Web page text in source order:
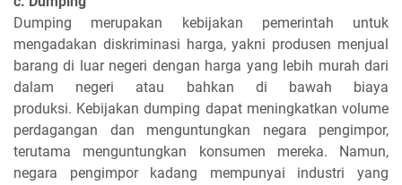
Dumping merupakan kebijakan pemerintah untuk
mengadakan diskriminasi harga, yakni produsen menjual
barang di luar negeri dengan harga yang lebih murah dari
dalam negeri atau bahkan di bawah biaya
produksi. Kebijakan dumping dapat meningkatkan volume
perdagangan dan menguntungkan negara pengimpor,
terutama menguntungkan konsumen mereka. Namun,
negara pengimpor kadang mempunyai industri yang